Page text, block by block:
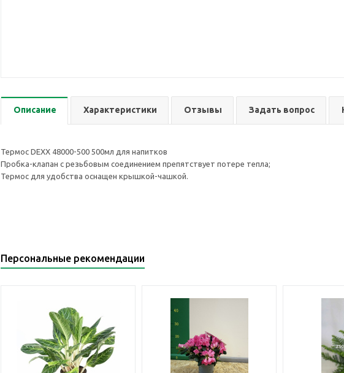
Описание Характеристики Отзывы Задать вопрос
Термос DEXX 48000-500 500мл для напитков
Пробка-клапан с резьбовым соединением препятствует потере тепла;
Термос для удобства оснащен крышкой-чашкой.
Персональные рекомендации